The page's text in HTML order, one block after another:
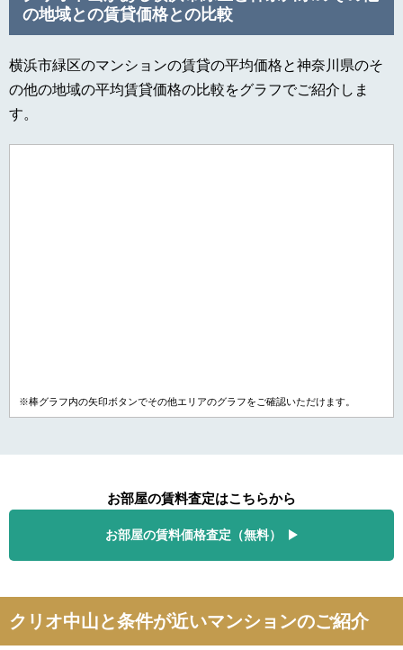
の地域との賃貸価格との比較
横浜市緑区のマンションの賃貸の平均価格と神奈川県のそ
の他の地域の平均賃貸価格の比較をグラフでご紹介しま
す。
※棒グラフ内の矢印ボタンでその他エリアのグラフをご確認いただけます。
お部屋の賃料査定はこちらから
お部屋の賃料価格査定（無料）
クリオ中山と条件が近いマンションのご紹介